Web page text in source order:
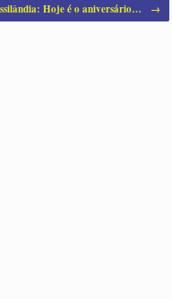
Hoje é o aniversário… →